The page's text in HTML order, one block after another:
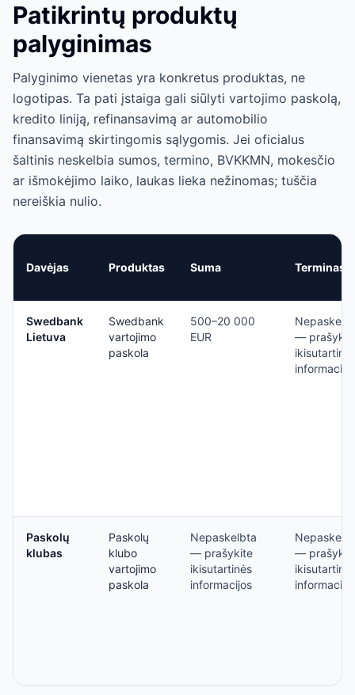
Patikrintų produktų
palyginimas
Palyginimo vienetas yra konkretus produktas, ne
logotipas. Ta pati įstaiga gali siūlyti vartojimo paskolą,
kredito liniją, refinansavimą ar automobilio
finansavimą skirtingomis sąlygomis. Jei oficialus
šaltinis neskelbia sumos, termino, BVKKMN, mokesčio
ar išmokėjimo laiko, laukas lieka nežinomas; tuščia
nereiškia nulio.
Davėjas Produktas Suma Terminas
Swedbank
Lietuva
Swedbank
vartojimo
paskola
500–20 000
EUR
—
Paskolų
klubas
Paskolų
klubo
vartojimo
paskola
Nepaskelbta
— prašykite
ikisutartinės
informacijos
—